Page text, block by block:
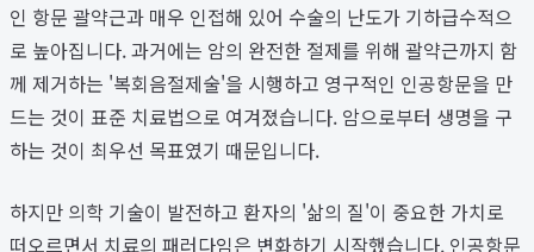
인 항문 괄약근과 매우 인접해 있어 수술의 난도가 기하급수적으
로 높아집니다. 과거에는 암의 완전한 절제를 위해 괄약근까지 함
께 제거하는 '복회음절제술'을 시행하고 영구적인 인공항문을 만
드는 것이 표준 치료법으로 여겨졌습니다. 암으로부터 생명을 구
하는 것이 최우선 목표였기 때문입니다.
하지만 의학 기술이 발전하고 환자의 '삶의 질'이 중요한 가치로
떠오르면서 치료의 패러다임은 변화하기 시작했습니다. 인공항문